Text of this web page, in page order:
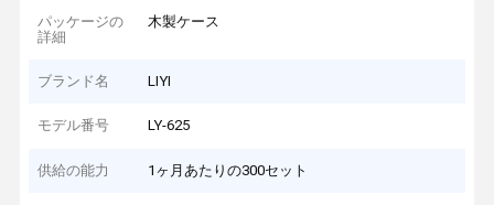
パッケージの
詳細
木製ケース
ブランド名 LIYI
モデル番号 LY-625
供給の能力 1ヶ月あたりの300セット